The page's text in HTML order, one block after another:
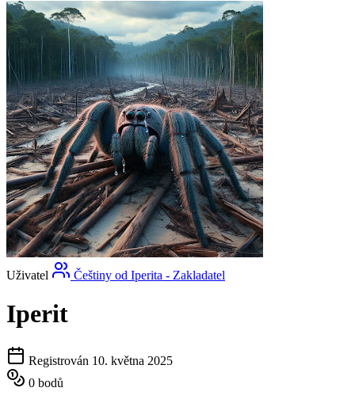
Uživatel Češtiny od Iperita - Zakladatel
Iperit
Registrován 10. května 2025
0 bodů